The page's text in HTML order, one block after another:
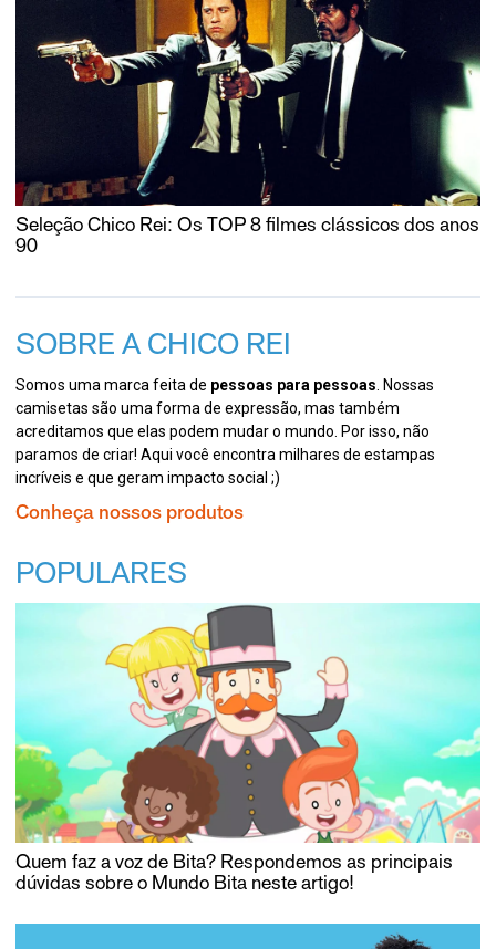
Seleção Chico Rei: Os TOP 8 filmes clássicos dos anos
90
SOBRE A CHICO REI
Somos uma marca feita de pessoas para pessoas . Nossas
camisetas são uma forma de expressão, mas também
acreditamos que elas podem mudar o mundo. Por isso, não
paramos de criar! Aqui você encontra milhares de estampas
incríveis e que geram impacto social ;)
Conheça nossos produtos
POPULARES
Quem faz a voz de Bita? Respondemos as principais
dúvidas sobre o Mundo Bita neste artigo!